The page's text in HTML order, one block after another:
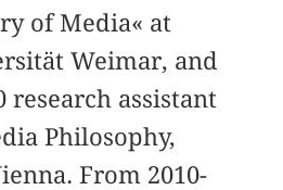
of Media« at
Weimar, and
research assistant
Philosophy,
From 2010-